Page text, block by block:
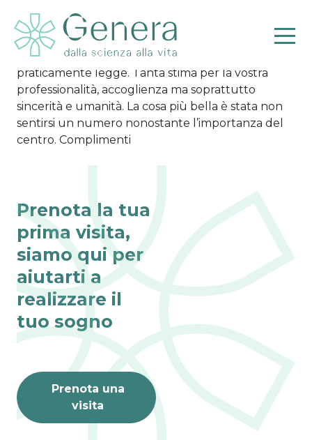
Il dottor Sapienza è stato il mio supporto…oramai
sono passati 8 anni. E le sue parole sono state
praticamente legge. Tanta stima per la vostra
professionalità, accoglienza ma soprattutto
sincerità e umanità. La cosa più bella è stata non
sentirsi un numero nonostante l’importanza del
centro. Complimenti
Prenota la tua
prima visita,
siamo qui per
aiutarti a
realizzare il
tuo sogno
Prenota una
visita